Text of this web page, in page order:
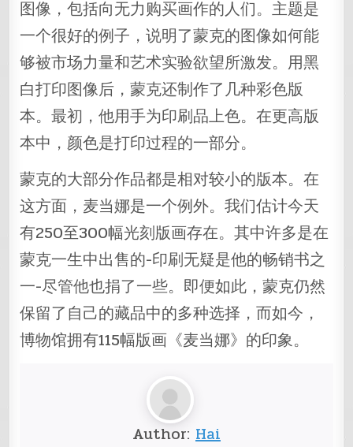
图像，包括向无力购买画作的人们。主题是
一个很好的例子，说明了蒙克的图像如何能
够被市场力量和艺术实验欲望所激发。用黑
白打印图像后，蒙克还制作了几种彩色版
本。最初，他用手为印刷品上色。在更高版
本中，颜色是打印过程的一部分。
蒙克的大部分作品都是相对较小的版本。在
这方面，麦当娜是一个例外。我们估计今天
有250至300幅光刻版画存在。其中许多是在
蒙克一生中出售的-印刷无疑是他的畅销书之
一-尽管他也捐了一些。即便如此，蒙克仍然
保留了自己的藏品中的多种选择，而如今，
博物馆拥有115幅版画《麦当娜》的印象。
Author: Hai